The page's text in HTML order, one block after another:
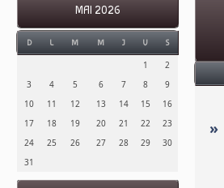
MAI 2026
D L M M J V S
1
2
3
4 5 6 7 8
9
10
11 12 13 14 15
16
17
18 19 20 21 22
23
24
25 26 27 28 29
30
31
»